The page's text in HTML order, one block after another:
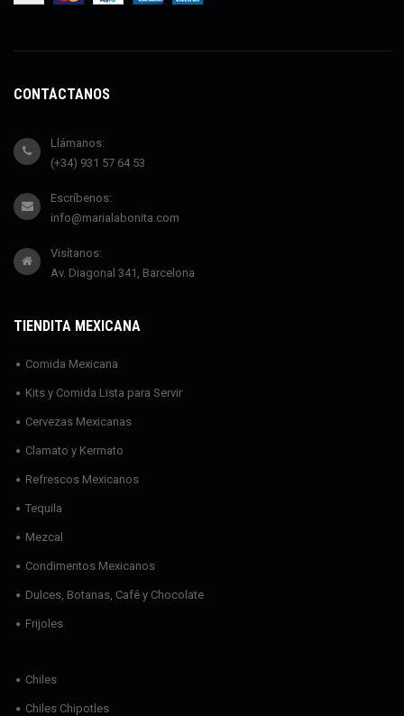
CONTÁCTANOS
Llámanos:
(+34) 931 57 64 53
Escríbenos:
info@marialabonita.com
Visítanos:
Av. Diagonal 341, Barcelona
TIENDITA MEXICANA
Comida Mexicana
Kits y Comida Lista para Servir
Cervezas Mexicanas
Clamato y Kermato
Refrescos Mexicanos
Tequila
Mezcal
Condimentos Mexicanos
Dulces, Botanas, Café y Chocolate
Frijoles
Chiles
Chiles Chipotles